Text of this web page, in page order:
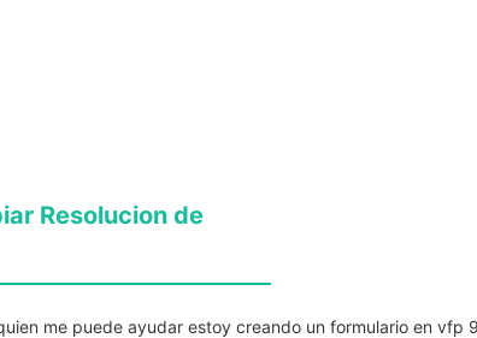
Resolucion de
me puede ayudar estoy creando un formulario en vfp